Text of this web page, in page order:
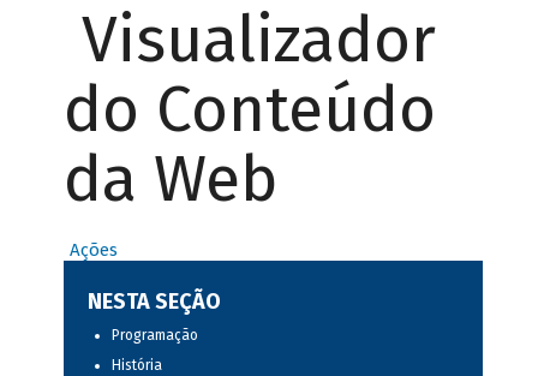
Visualizador
do Conteúdo
da Web
Ações
NESTA SEÇÃO
Programação
História